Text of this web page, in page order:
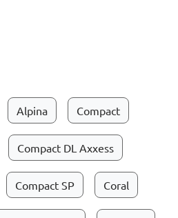
Alpina Compact
Compact DL Axxess
Compact SP Coral